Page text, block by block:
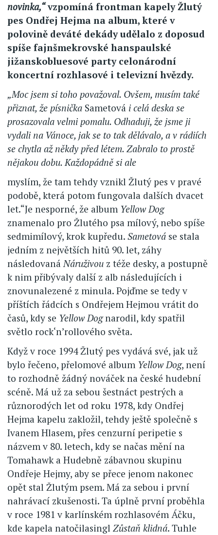
novinka,“vzpomíná frontman kapely Žlutý
pes Ondřej Hejma na album, které v
polovině deváté dekády udělalo z doposud
spíše fajnšmekrovské hanspaulské
jižanskobluesové party celonárodní
koncertní rozhlasové i televizní hvězdy.
„Moc jsem si toho považoval. Ovšem, musím také
přiznat, že písnička Sametová i celá deska se
prosazovala velmi pomalu. Odhaduji, že jsme ji
vydali na Vánoce, jak se to tak dělávalo, a v rádiích
se chytla až někdy před létem. Zabralo to prostě
nějakou dobu. Každopádně si ale
myslím, že tam tehdy vznikl Žlutý pes v pravé
podobě, která potom fungovala dalších dvacet
let.“Je nesporné, že album Yellow Dog
znamenalo pro Žlutého psa mílový, nebo spíše
sedmimílový, krok kupředu. Sametová se stala
jedním z největších hitů 90. let, záhy
následovanáNáruživou z téže desky, a postupně
k nim přibývaly další z alb následujících i
znovunalezené z minula. Pojďme se tedy v
příštích řádcích s Ondřejem Hejmou vrátit do
časů, kdy se Yellow Dognarodil, kdy spatřil
světlo rock‘n’rollového světa.
Když v roce 1994 Žlutý pes vydává své, jak už
bylo řečeno, přelomové album Yellow Dog, není
to rozhodně žádný nováček na české hudební
scéně. Má už za sebou šestnáct pestrých a
různorodých let od roku 1978, kdy Ondřej
Hejma kapelu zakložil, tehdy ještě společně s
Ivanem Hlasem, přes cenzurní peripetie s
názvem v 80. letech, kdy se načas mění na
Tomahawk a Hudebně zábavnou skupinu
Ondřeje Hejmy, aby se přece jenom nakonec
opět stal Žlutým psem. Má za sebou i první
nahrávací zkušenosti. Ta úplně první proběhla
v roce 1981 v karlínském rozhlasovém Áčku,
kde kapela natočilasingl Zůstaň klidná. Tuhle